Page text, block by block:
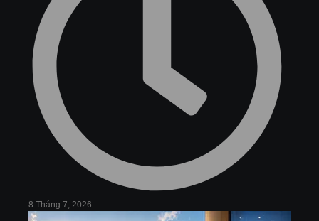
8 Tháng 7, 2026